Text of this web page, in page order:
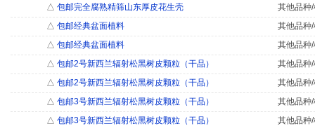
△ 包邮完全腐熟精筛山东厚皮花生壳
其他品种
△ 包邮经典盆面植料
其他品种
△ 包邮经典盆面植料
其他品种
△ 包邮2号新西兰辐射松黑树皮颗粒（干品）
其他品种
△ 包邮2号新西兰辐射松黑树皮颗粒（干品）
其他品种
△ 包邮3号新西兰辐射松黑树皮颗粒（干品）
其他品种
△ 包邮3号新西兰辐射松黑树皮颗粒（干品）
其他品种